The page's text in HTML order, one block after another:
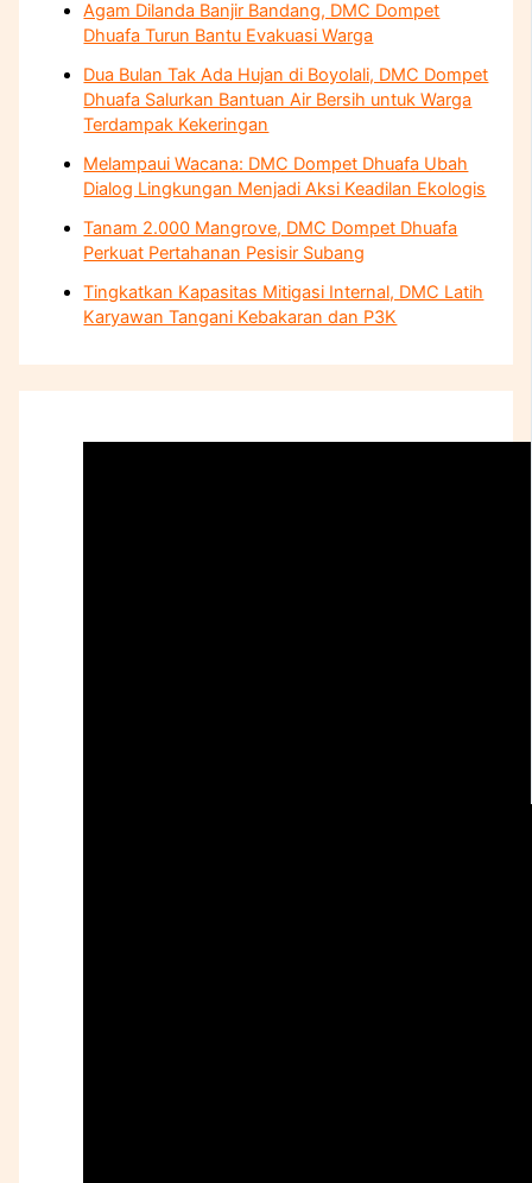
Agam Dilanda Banjir Bandang, DMC Dompet
Dhuafa Turun Bantu Evakuasi Warga
Dua Bulan Tak Ada Hujan di Boyolali, DMC Dompet
Dhuafa Salurkan Bantuan Air Bersih untuk Warga
Terdampak Kekeringan
Melampaui Wacana: DMC Dompet Dhuafa Ubah
Dialog Lingkungan Menjadi Aksi Keadilan Ekologis
Tanam 2.000 Mangrove, DMC Dompet Dhuafa
Perkuat Pertahanan Pesisir Subang
Tingkatkan Kapasitas Mitigasi Internal, DMC Latih
Karyawan Tangani Kebakaran dan P3K